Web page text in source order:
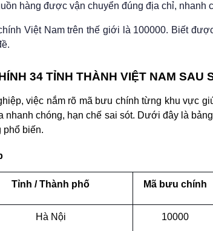
hàng được vận chuyển đúng địa chỉ, nhanh
Việt Nam trên thế giới là 100000. Biết
34 TỈNH THÀNH VIỆT NAM SAU
việc nắm rõ mã bưu chính từng khu vực
nhanh chóng, hạn chế sai sót. Dưới đây là
phổ biến.
Tỉnh / Thành phố Mã bưu chính
Hà Nội 10000